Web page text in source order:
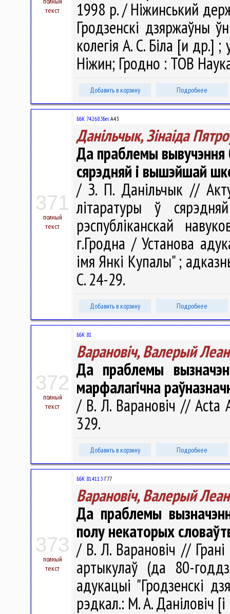
текст
1998 р. / Ніжинський
Гродзенскi дзяржаўны
колегія А. С. Біла [и
Ніжин; Гродно : ТОВ
Добавить в корзину Подробнее
371
полный
текст
ББК 74.268.3Беі А43
Данільчык, Зінаіда
Да праблемы вывучэння
сярэдняй і вышэйшай
/ З. П. Данільчык //
літаратуры ў
рэспубліканскай
г.Гродна / Установа
імя Янкі Купалы" ;
С. 24-29.
Добавить в корзину Подробнее
372
полный
текст
ББК 81
Варановіч, Валерый
Да праблемы
марфалагічна
/ В. Л. Варановіч //
329.
Добавить в корзину Подробнее
373
полный
текст
ББК 81.411.3 Г77
Варановіч, Валерый
Да праблемы
полу некаторых
/ В. Л. Варановіч //
артыкулаў (да 80-
адукацыі "Гродзенскі
рэдкал.: М. А. Даніловіч